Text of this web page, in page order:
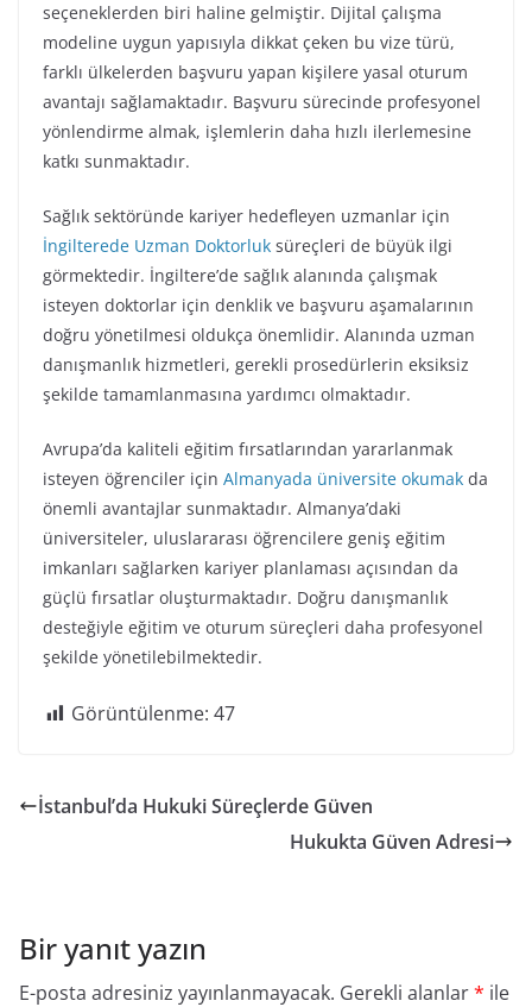
seçeneklerden biri haline gelmiştir. Dijital çalışma
modeline uygun yapısıyla dikkat çeken bu vize türü,
farklı ülkelerden başvuru yapan kişilere yasal oturum
avantajı sağlamaktadır. Başvuru sürecinde profesyonel
yönlendirme almak, işlemlerin daha hızlı ilerlemesine
katkı sunmaktadır.
Sağlık sektöründe kariyer hedefleyen uzmanlar için
İngilterede Uzman Doktorluk süreçleri de büyük ilgi
görmektedir. İngiltere’de sağlık alanında çalışmak
isteyen doktorlar için denklik ve başvuru aşamalarının
doğru yönetilmesi oldukça önemlidir. Alanında uzman
danışmanlık hizmetleri, gerekli prosedürlerin eksiksiz
şekilde tamamlanmasına yardımcı olmaktadır.
Avrupa’da kaliteli eğitim fırsatlarından yararlanmak
isteyen öğrenciler için Almanyada üniversite okumak da
önemli avantajlar sunmaktadır. Almanya’daki
üniversiteler, uluslararası öğrencilere geniş eğitim
imkanları sağlarken kariyer planlaması açısından da
güçlü fırsatlar oluşturmaktadır. Doğru danışmanlık
desteğiyle eğitim ve oturum süreçleri daha profesyonel
şekilde yönetilebilmektedir.
Görüntülenme: 47
İstanbul’da Hukuki Süreçlerde Güven
Hukukta Güven Adresi
Bir yanıt yazın
E-posta adresiniz yayınlanmayacak. Gerekli alanlar* ile